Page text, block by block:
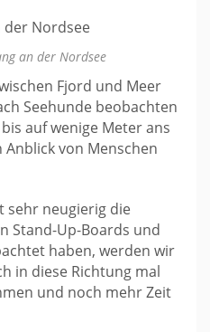
an der Nordsee
Fjord und Meer
Seehunde beobachten
auf wenige Meter ans
von Menschen
sehr neugierig die
Stand-Up-Boards und
haben, werden wir
in diese Richtung mal
und noch mehr Zeit